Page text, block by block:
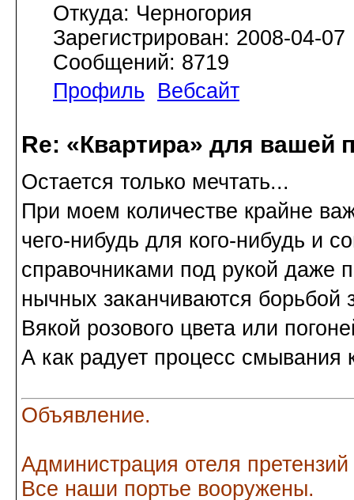
Откуда: Черногория
Зарегистрирован: 2008-04-07
Сообщений: 8719
Профиль
Вебсайт
Re: «Квартира» для вашей
Остается только мечтать...
При моем количестве крайне
чего-нибудь для кого-нибудь и
справочниками под рукой даже
нычных заканчиваются борьбой
Вякой розового цвета или
А как радует процесс смывания
Объявление.
Администрация отеля
Все наши портье вооружены.